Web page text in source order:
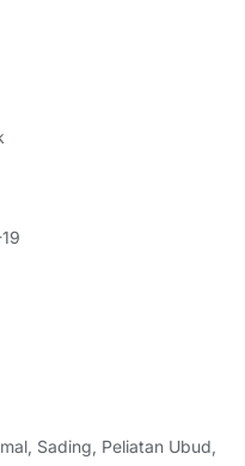
Sading, Peliatan Ubud,